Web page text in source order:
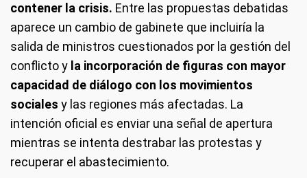
contener la crisis. Entre las propuestas debatidas
aparece un cambio de gabinete que incluiría la
salida de ministros cuestionados por la gestión del
conflicto y la incorporación de figuras con mayor
capacidad de diálogo con los movimientos
sociales y las regiones más afectadas. La
intención oficial es enviar una señal de apertura
mientras se intenta destrabar las protestas y
recuperar el abastecimiento.